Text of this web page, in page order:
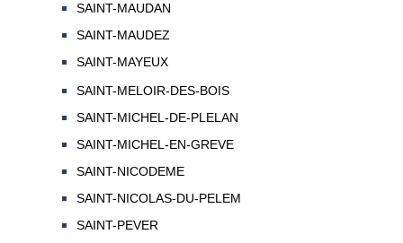
SAINT-MAUDAN
SAINT-MAUDEZ
SAINT-MAYEUX
SAINT-MELOIR-DES-BOIS
SAINT-MICHEL-DE-PLELAN
SAINT-MICHEL-EN-GREVE
SAINT-NICODEME
SAINT-NICOLAS-DU-PELEM
SAINT-PEVER